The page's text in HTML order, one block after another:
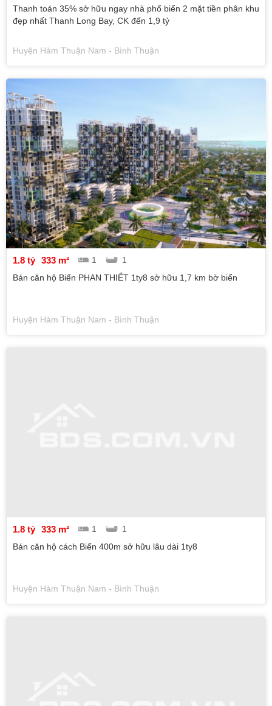
Thanh toán 35% sở hữu ngay nhà phố biển 2 mặt tiền phân khu
đẹp nhất Thanh Long Bay, CK đến 1,9 tỷ
Huyện Hàm Thuận Nam - Bình Thuận
1.8 tỷ 333 m² 1
1
Bán căn hộ Biển PHAN THIẾT 1ty8 sở hữu 1,7 km bờ biển
Huyện Hàm Thuận Nam - Bình Thuận
1.8 tỷ 333 m² 1
1
Bán căn hộ cách Biển 400m sở hữu lâu dài 1ty8
Huyện Hàm Thuận Nam - Bình Thuận